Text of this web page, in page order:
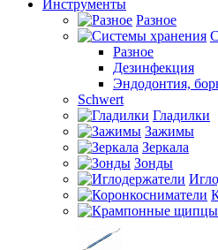
Инструменты
Разное
Разное
Дезинфекция
Эндодонтия,
Schwert
Гладилки
Зажимы
Зеркала
Зонды